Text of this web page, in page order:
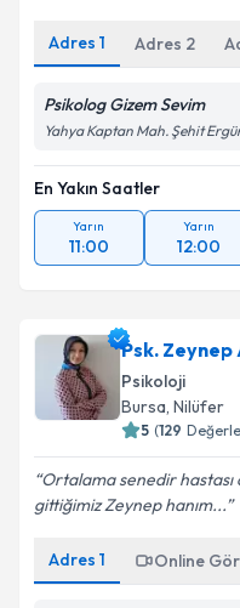
Adres 1 Adres 2
Psikolog Gizem Sevim
Yahya Kaptan Mah. Şehit
En Yakın Saatler
Yarın
11:00
Yarın
12:00
Psk. Zeynep
Psikoloji
Bursa, Nilüfer
5 (129
Ortalama senedir hastası
gittiğimiz Zeynep hanım...
Adres 1 Online